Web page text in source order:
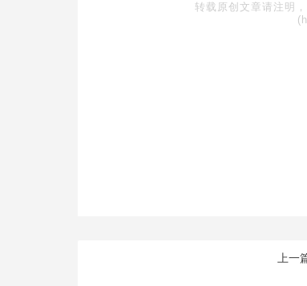
转载原创文章请注明
上一